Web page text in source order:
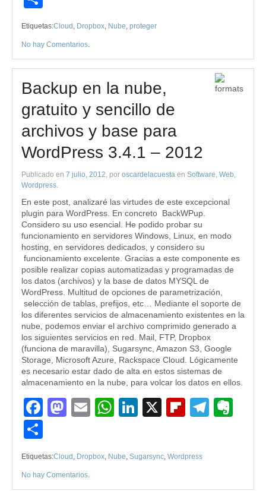
Etiquetas:Cloud , Dropbox, Nube, proteger
No hay Comentarios.
Backup en la nube,
gratuito y sencillo de
archivos y base para
WordPress 3.4.1 – 2012
Publicado en 7 julio, 2012, por oscardelacuesta en Software, Web,
Wordpress.
En este post, analizaré las virtudes de este excepcional
plugin para WordPress. En concreto BackWPup.
Considero su uso esencial. He podido probar su
funcionamiento en servidores Windows, Linux, en modo
hosting, en servidores dedicados, y considero su
funcionamiento excelente. Gracias a este componente es
posible realizar copias automatizadas y programadas de
los datos (archivos) y la base de datos MYSQL de
WordPress. Multitud de opciones de parametrización,
selección de tablas, prefijos, etc… Mediante el soporte de
los diferentes servicios de almacenamiento existentes en la
nube, podemos enviar el archivo comprimido generado a
los siguientes servicios en red. Mail, FTP, Dropbox
(funciona de maravilla), Sugarsync, Amazon S3, Google
Storage, Microsoft Azure, Rackspace Cloud. Lógicamente
es necesario estar dado de alta en estos sistemas de
almacenamiento en la nube, para volcar los datos en ellos.
Facebook
Mastodon
EmailWhatsApp
LinkedIn
X Flipboard
Etiquetas:Cloud , Dropbox, Nube, Sugarsync, Wordpress
No hay Comentarios.